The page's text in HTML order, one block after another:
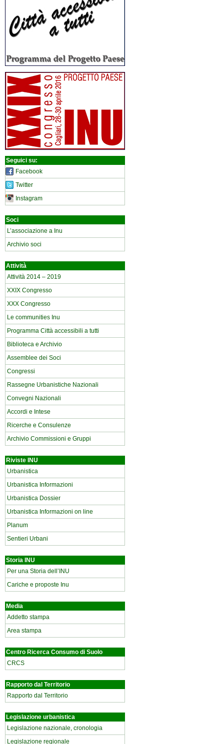
Seguici su:
Facebook
Twitter
Instagram
Soci
L’associazione a Inu
Archivio soci
Attività
Attività 2014 – 2019
XXIX Congresso
XXX Congresso
Le communities Inu
Programma Città accessibili a tutti
Biblioteca e Archivio
Assemblee dei Soci
Congressi
Rassegne Urbanistiche Nazionali
Convegni Nazionali
Accordi e Intese
Ricerche e Consulenze
Archivio Commissioni e Gruppi
Riviste INU
Urbanistica
Urbanistica Informazioni
Urbanistica Dossier
Urbanistica Informazioni on line
Planum
Sentieri Urbani
Storia INU
Per una Storia dell’INU
Cariche e proposte Inu
Media
Addetto stampa
Area stampa
Centro Ricerca Consumo di Suolo
CRCS
Rapporto dal Territorio
Rapporto dal Territorio
Legislazione urbanistica
Legislazione nazionale, cronologia
Legislazione regionale